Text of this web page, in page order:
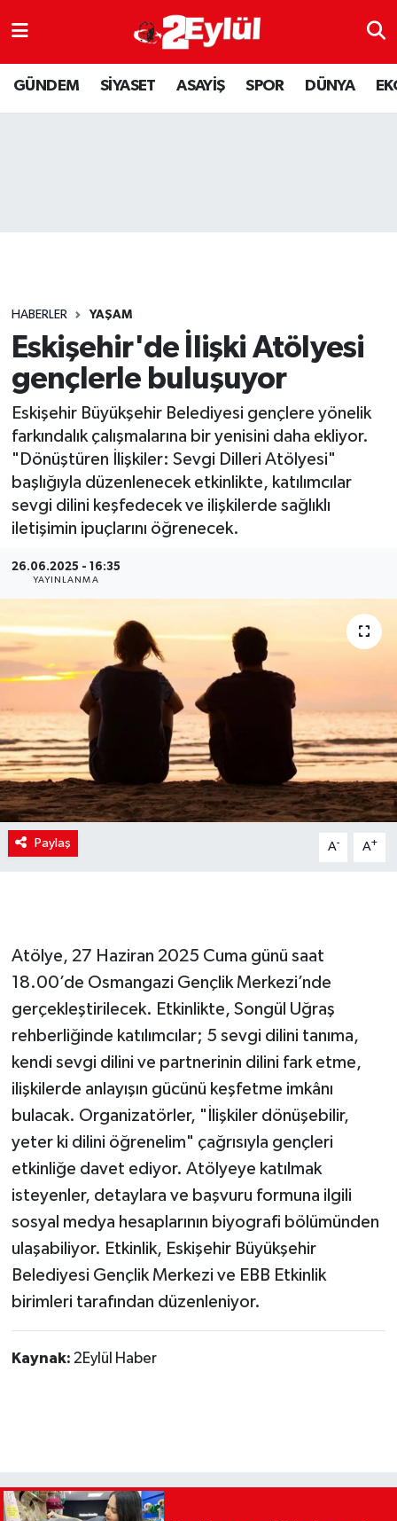
GÜNDEM SİYASET ASAYİŞ SPOR DÜNYA
HABERLER YAŞAM
Eskişehir'de İlişki Atölyesi
gençlerle buluşuyor
Eskişehir Büyükşehir Belediyesi gençlere yönelik
farkındalık çalışmalarına bir yenisini daha ekliyor.
"Dönüştüren İlişkiler: Sevgi Dilleri Atölyesi"
başlığıyla düzenlenecek etkinlikte, katılımcılar
sevgi dilini keşfedecek ve ilişkilerde sağlıklı
iletişimin ipuçlarını öğrenecek.
26.06.2025 - 16:35
YAYINLANMA
Paylaş A- A+
Atölye, 27 Haziran 2025 Cuma günü saat
18.00’de Osmangazi Gençlik Merkezi’nde
gerçekleştirilecek. Etkinlikte, Songül Uğraş
rehberliğinde katılımcılar; 5 sevgi dilini tanıma,
kendi sevgi dilini ve partnerinin dilini fark etme,
ilişkilerde anlayışın gücünü keşfetme imkânı
bulacak. Organizatörler, "İlişkiler dönüşebilir,
yeter ki dilini öğrenelim" çağrısıyla gençleri
etkinliğe davet ediyor. Atölyeye katılmak
isteyenler, detaylara ve başvuru formuna ilgili
sosyal medya hesaplarının biyografi bölümünden
ulaşabiliyor. Etkinlik, Eskişehir Büyükşehir
Belediyesi Gençlik Merkezi ve EBB Etkinlik
birimleri tarafından düzenleniyor.
Kaynak: 2Eylül Haber
ASAYİŞ
DÜNYA
SPOR
YAŞAM
Nöbetçi Eczaneler
Hava Durumu
Son Dakika Haberleri
Haber Arşivi